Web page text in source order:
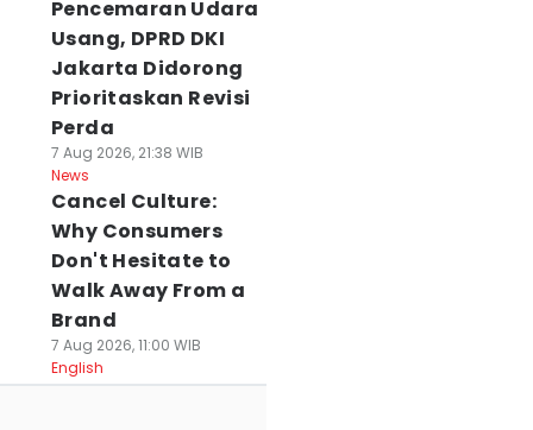
Pencemaran Udara
Usang, DPRD DKI
Jakarta Didorong
Prioritaskan Revisi
Perda
7 Aug 2026, 21:38 WIB
News
Cancel Culture:
Why Consumers
Don't Hesitate to
Walk Away From a
Brand
7 Aug 2026, 11:00 WIB
English